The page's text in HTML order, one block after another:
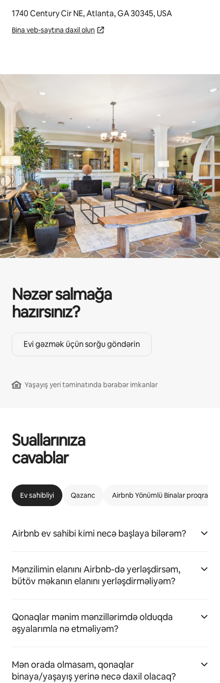
1740 Century Cir NE, Atlanta, GA 30345, USA
Bina veb-saytına daxil olun
Nəzər salmağa
hazırsınız?
Evi gəzmək üçün sorğu göndərin
Yaşayış yeri təminatında bərabər imkanlar
Suallarınıza
cavablar
Ev sahibliyi Qazanc Airbnb Yönümlü Binalar proqramı
Airbnb ev sahibi kimi necə başlaya bilərəm?
Mənzilimin elanını Airbnb-də yerləşdirsəm,
bütöv məkanın elanını yerləşdirməliyəm?
Qonaqlar mənim mənzillərimdə olduqda
əşyalarımla nə etməliyəm?
Mən orada olmasam, qonaqlar
binaya/yaşayış yerinə necə daxil olacaq?